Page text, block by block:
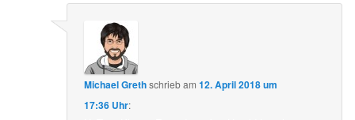
Michael Grethschriebam12. April 2018 um
17:36 Uhr: